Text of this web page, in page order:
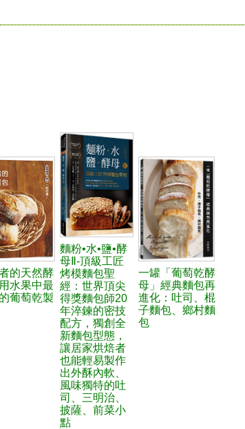
的天然酵
水果中最
葡萄乾製
麵粉•水•鹽•酵
母Ⅱ-頂級工匠
烤模麵包聖
經：世界頂尖
得獎麵包師20
年淬鍊的密技
配方，獨創全
新麵包型態，
讓居家烘焙者
也能輕易製作
出外酥內軟、
風味獨特的吐
司、三明治、
披薩、前菜小
點
一罐「葡萄乾酵
母」經典麵包再
進化：吐司、棍
子麵包、鄉村麵
包